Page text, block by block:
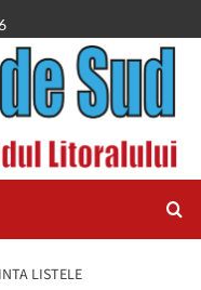
LISTELE